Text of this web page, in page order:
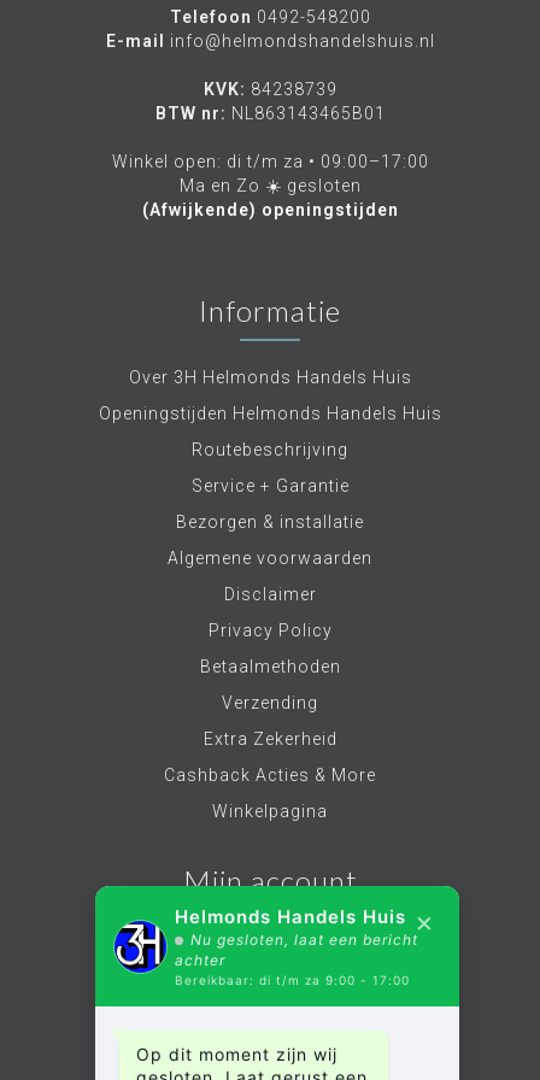
2. Uitstekende bouwkwaliteit: Bij Integral staat
kwaliteit voorop. De kabels en accessoires zijn
gemaakt van hoogwaardige materialen en
ondergaan uitgebreide tests om ervoor te zorgen
dat ze bestand zijn tegen dagelijks gebruik en
3. Breed assortiment: Integral biedt een breed
scala aan kabels en accessoires om aan
verschillende behoeften te voldoen. Of je nu een
4. Compatibiliteit: Integral zorgt ervoor dat zijn
producten voldoen aan de nieuwste specificaties
en standaarden, waardoor ze compatibel zijn
audioapparatuur tot computers en
Ervaar de ongeëvenaarde geluids- en
videokabels en accessoires. Ontdek het
uitgebreide assortiment bij geselecteerde
dealers, waaronder Helmonds Handels Huis -
jouw bestemming voor hoogwaardige
audiocomponenten en AV-accessoires. Met
Integral zorg je ervoor dat je audio en video
optimaal worden overgedragen, zodat je kunt
genieten van een meeslepende en hoogwaardige
Telefoon 0492-548200
E-mail
info@helmondshandelshuis.nl
KVK: 84238739
BTW nr: NL863143465B01
Winkel open: di t/m za • 09:00–17:00
Ma en Zo ☀️ gesloten
(Afwijkende) openingstijden
Informatie
Over 3H Helmonds Handels Huis
Openingstijden Helmonds Handels Huis
Routebeschrijving
Service + Garantie
Bezorgen & installatie
Algemene voorwaarden
Disclaimer
Privacy Policy
Betaalmethoden
Verzending
Extra Zekerheid
Cashback Acties & More
Winkelpagina
Mijn account
Account informatie
Mijn bestellingen
Alle producten
Helmonds Handels Huis
Nu gesloten, laat een bericht
achter
Bereikbaar: di t/m za 9:00 - 17:00
×
Op dit moment zijn wij